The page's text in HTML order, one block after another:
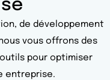
de développement
vous offrons des
pour optimiser
entreprise.